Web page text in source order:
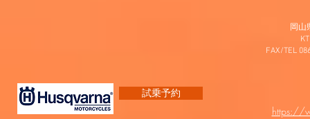
岡山
FAX/TEL
試乗予約
https://